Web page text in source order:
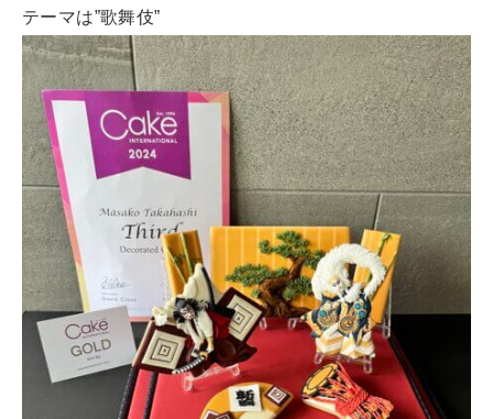
テーマは”歌舞伎”